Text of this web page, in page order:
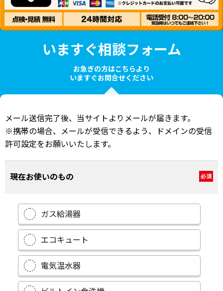
いますぐ相談フォーム
お急ぎの方はこちらより
いますぐお問合せください
メール送信完了後、当サイトよりメールが届きます。
※携帯の場合、メールが受信できるよう、ドメインの受信
許可設定をお願いいたします。
現在お使いのもの 必須
ガス給湯器
エコキュート
電気温水器